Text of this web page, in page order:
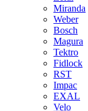
Miranda
Weber
Bosch
Magura
Tektro
Fidlock
RST
Impac
EXAL
Velo